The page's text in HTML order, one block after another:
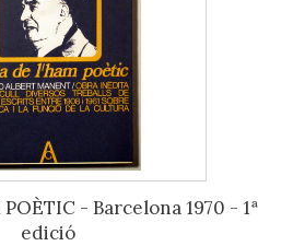
- Barcelona 1970 - 1ª
edició